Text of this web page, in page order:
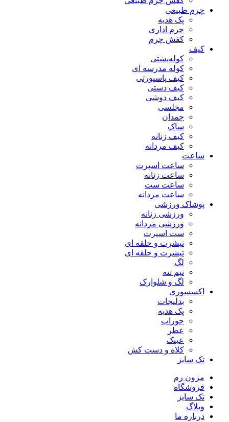
چرم طبیعی
پک هدیه
چرم اداری
کفش چرم
کیف
کوله‌پشتی
کوله مدرسه ای
کیف پاسپورتی
کیف دستی
کیف دوشی
مجلسی
چمدان
ساک
کیف زنانه
کیف مردانه
ساعت
ساعت اسپرت
ساعت زنانه
ساعت ست
ساعت مردانه
پوشاک ورزشی
ورزشی زنانه
ورزشی مردانه
ست اسپرت
تیشرت و حلقه ای
تیشرت و حلقه ای
لگ
نیم تنه
لگ و شلوارک
اکسسوری
بدلیجات
پک هدیه
جوراب
عطر
عینک
کلاه و دست کش
تک سایز
مزون رم
فروشگاه
تک سایز
وبلاگ
درباره ما